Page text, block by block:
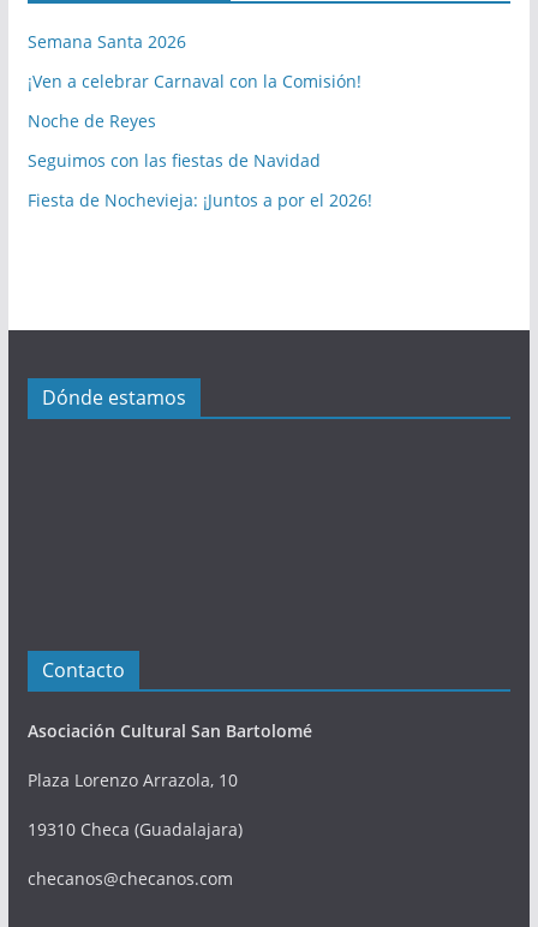
l
a
s
u
b
i
Semana Santa 2026
¡Ven a celebrar Carnaval con la Comisión!
Noche de Reyes
Seguimos con las fiestas de Navidad
Fiesta de Nochevieja: ¡Juntos a por el 2026!
Dónde estamos
Contacto
Asociación Cultural San Bartolomé
Plaza Lorenzo Arrazola, 10
19310 Checa (Guadalajara)
checanos@checanos.com